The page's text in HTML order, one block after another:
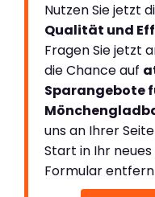
Nutzen Sie jetzt
Qualität und
Fragen Sie jetzt
die Chance auf
Sparangebote
uns an Ihrer
Start in Ihr
Formular